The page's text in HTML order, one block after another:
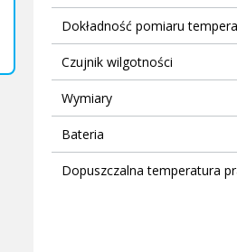
Dokładność pomiaru
Czujnik wilgotności
Wymiary
Bateria
Dopuszczalna temperatura